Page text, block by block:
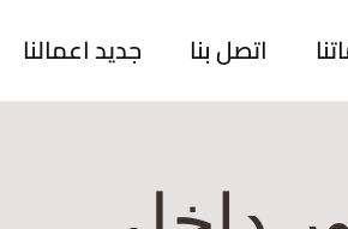
اتصل بنا جديد اعمالنا